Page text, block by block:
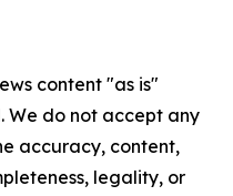
content "as is"
We do not accept any
accuracy, content,
legality, or